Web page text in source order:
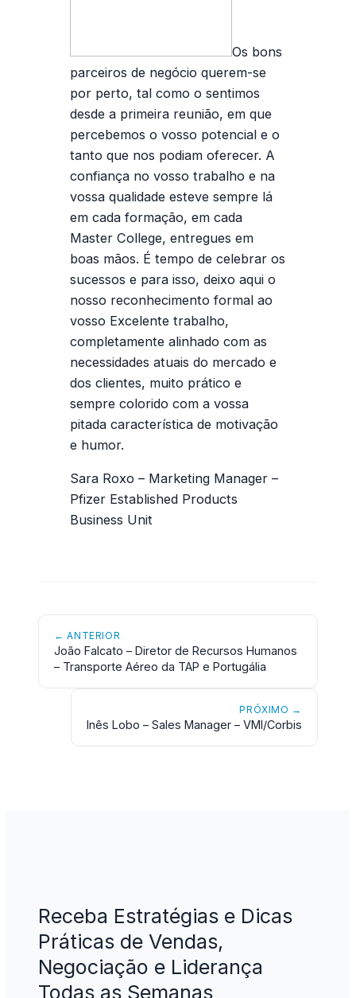
Os bons
parceiros de negócio querem-se
por perto, tal como o sentimos
desde a primeira reunião, em que
percebemos o vosso potencial e o
tanto que nos podiam oferecer. A
confiança no vosso trabalho e na
vossa qualidade esteve sempre lá
em cada formação, em cada
Master College, entregues em
boas mãos. É tempo de celebrar os
sucessos e para isso, deixo aqui o
nosso reconhecimento formal ao
vosso Excelente trabalho,
completamente alinhado com as
necessidades atuais do mercado e
dos clientes, muito prático e
sempre colorido com a vossa
pitada característica de motivação
e humor.
Sara Roxo – Marketing Manager –
Pfizer Established Products
Business Unit
← ANTERIOR
João Falcato – Diretor de Recursos Humanos
– Transporte Aéreo da TAP e Portugália
PRÓXIMO →
Inês Lobo – Sales Manager – VMI/Corbis
Receba Estratégias e Dicas
Práticas de Vendas,
Negociação e Liderança
Todas as Semanas